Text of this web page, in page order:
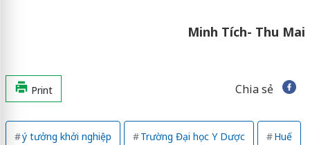
Minh Tích- Thu Mai
Print Chia sẻ
ý tưởng khởi nghiệp Trường Đại học Y Dược Huế